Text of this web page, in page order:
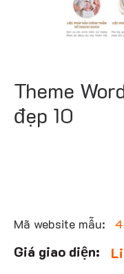
Theme
đẹp 10
Mã website mẫu: